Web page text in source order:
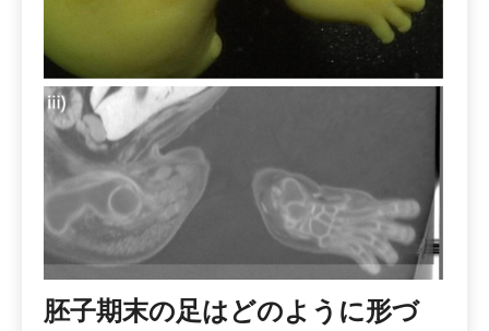
胚子期末の足はどのように形づ